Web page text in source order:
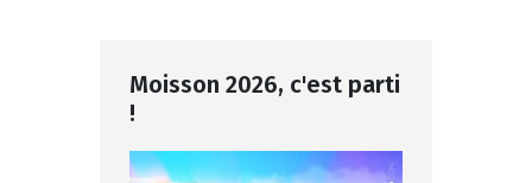
Moisson 2026, c'est parti
!